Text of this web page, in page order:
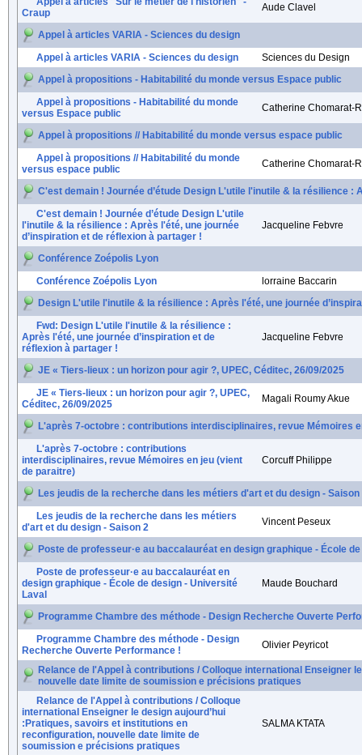
Craup
Aude Clavel
Appel à articles VARIA - Sciences du design
Appel à articles VARIA - Sciences du design
Sciences du Design
Appel à propositions - Habitabilité du monde versus Espace public
Appel à propositions - Habitabilité du monde
versus Espace public
Catherine Chomarat-
Appel à propositions // Habitabilité du monde versus espace public
Appel à propositions // Habitabilité du monde
versus espace public
Catherine Chomarat-
C'est demain ! Journée d’étude Design L'utile l'inutile & la résilience
C'est demain ! Journée d’étude Design L'utile
l'inutile & la résilience : Après l'été, une journée
d’inspiration et de réflexion à partager !
Jacqueline Febvre
Conférence Zoépolis Lyon
Conférence Zoépolis Lyon
lorraine Baccarin
Design L'utile l'inutile & la résilience : Après l'été, une journée
Fwd: Design L'utile l'inutile & la résilience :
Après l'été, une journée d’inspiration et de
réflexion à partager !
Jacqueline Febvre
JE « Tiers-lieux : un horizon pour agir ?, UPEC, Céditec, 26/09/2025
JE « Tiers-lieux : un horizon pour agir ?, UPEC,
Céditec, 26/09/2025
Magali Roumy Akue
L'après 7-octobre : contributions interdisciplinaires, revue Mémoires
L'après 7-octobre : contributions
interdisciplinaires, revue Mémoires en jeu (vient
de paraitre)
Corcuff Philippe
Les jeudis de la recherche dans les métiers d'art et du design - Saison
Les jeudis de la recherche dans les métiers
d'art et du design - Saison 2
Vincent Peseux
Poste de professeur·e au baccalauréat en design graphique - École
Poste de professeur·e au baccalauréat en
design graphique - École de design - Université
Laval
Maude Bouchard
Programme Chambre des méthode - Design Recherche Ouverte
Programme Chambre des méthode - Design
Recherche Ouverte Performance !
Olivier Peyricot
Relance de l'Appel à contributions / Colloque international Enseigner
nouvelle date limite de soumission e précisions pratiques
Relance de l'Appel à contributions / Colloque
international Enseigner le design aujourd’hui
:Pratiques, savoirs et institutions en
reconfiguration, nouvelle date limite de
soumission e précisions pratiques
SALMA KTATA